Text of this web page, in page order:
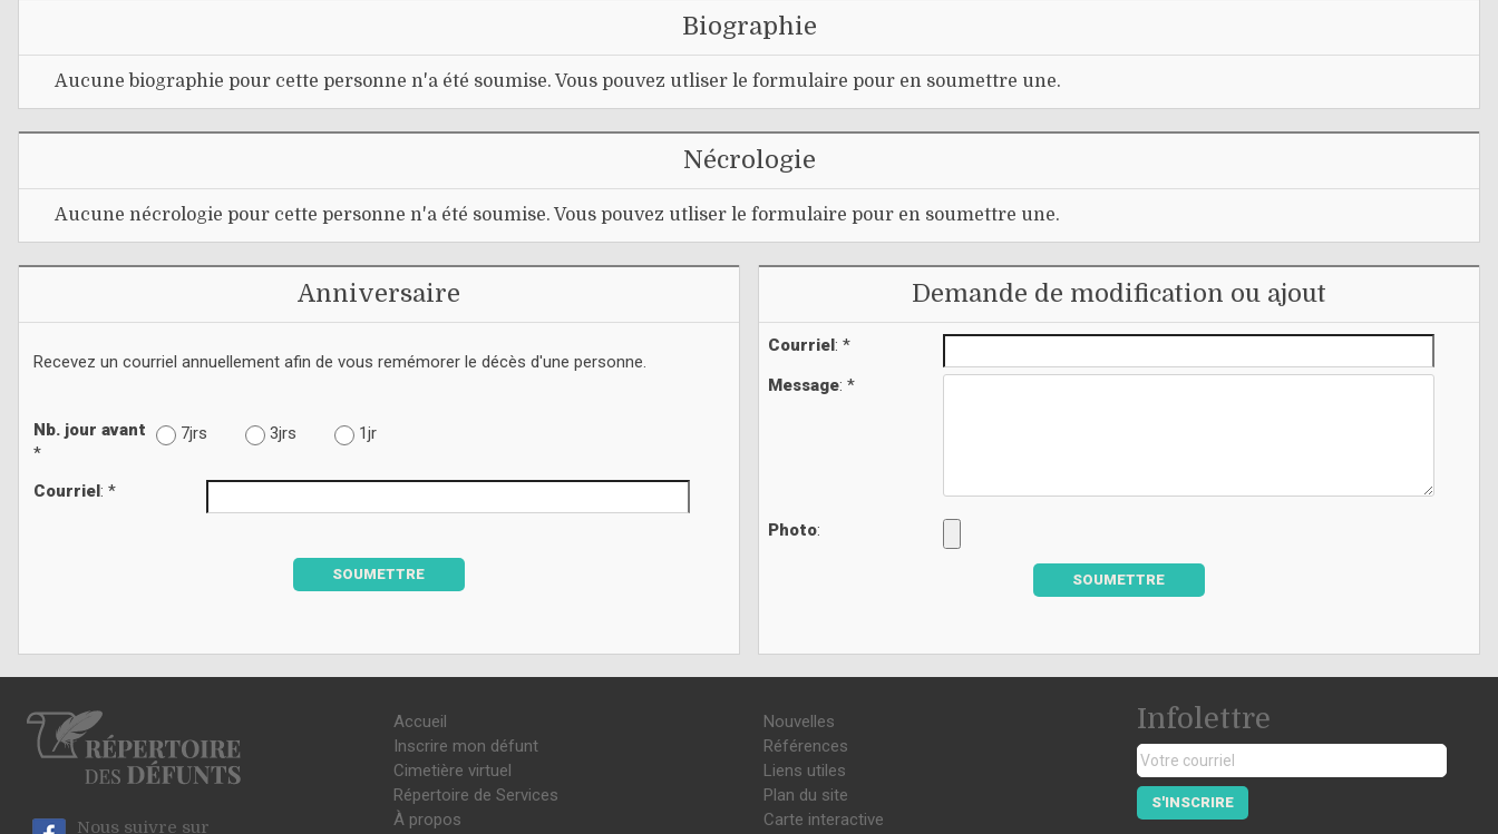
Biographie
Aucune biographie pour cette personne n'a été soumise. Vous pouvez utliser le formulaire pour en soumettre une.
Nécrologie
Aucune nécrologie pour cette personne n'a été soumise. Vous pouvez utliser le formulaire pour en soumettre une.
Anniversaire
Recevez un courriel annuellement afin de vous remémorer le décès d'une personne.
Nb. jour avant
*
7jrs 3jrs 1jr
Courriel: *
SOUMETTRE
Demande de modification ou ajout
Courriel: *
Message: *
Photo:
SOUMETTRE
Nous suivre sur
Accueil
Inscrire mon défunt
Cimetière virtuel
Répertoire de Services
À propos
Nouvelles
Références
Liens utiles
Plan du site
Carte interactive
Infolettre
S'INSCRIRE